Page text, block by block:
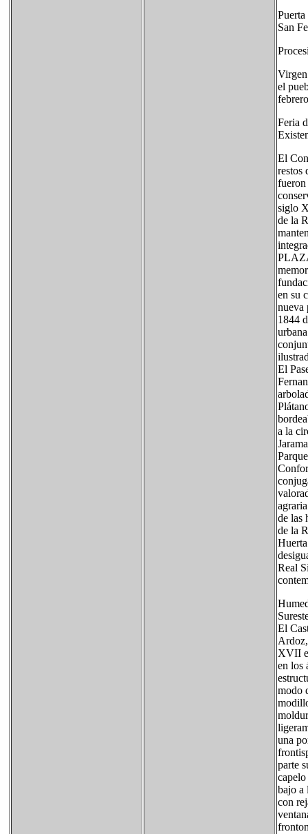
San
el
Feria
El
restos
siglo
de la
en su
nueva
1844
El
a la
de las
de la
Real
El
XVII
en los
modo
una
parte
bajo a
con